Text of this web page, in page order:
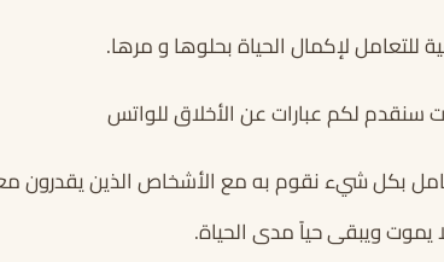
للتعامل لإكمال الحياة بحلوها و مرها.
سنقدم لكم عبارات عن الأخلاق للواتس
بكل شيء نقوم به مع الأشخاص الذين يقدرون
يموت ويبقى حياً مدى الحياة.